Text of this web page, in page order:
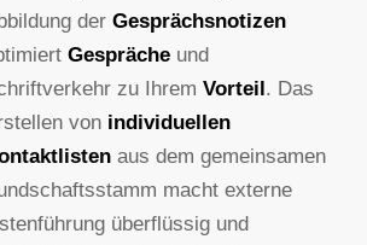
der Gesprächsnotizen
Gesprächeund
zu Ihrem Vorteil . Das
von individuellen
aus dem gemeinsamen
macht externe
überflüssig und